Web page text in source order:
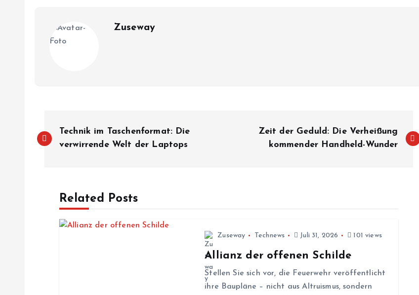
Zuseway
e
Technik im Taschenformat: Die
verwirrende Welt der Laptops
Zeit der Geduld: Die Verheißung
kommender Handheld-Wunder
Related Posts
Zuseway Technews Juli 31, 2026 101 views
Allianz der offenen Schilde
Stellen Sie sich vor, die Feuerwehr veröffentlicht
ihre Baupläne – nicht aus Altruismus, sondern